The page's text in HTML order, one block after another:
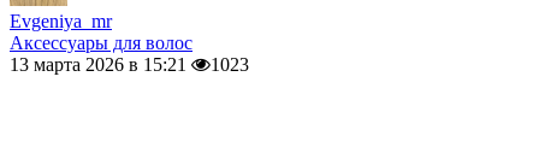
Evgeniya_mr
Аксессуары для волос
13 марта 2026 в 15:21
1023